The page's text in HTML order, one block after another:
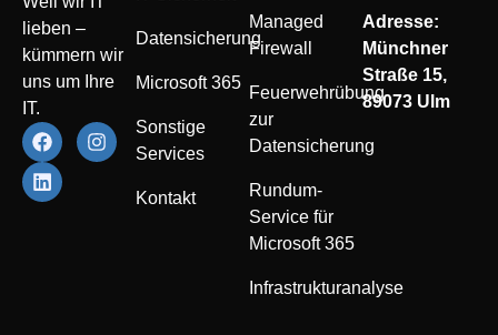
lieben –
kümmern wir
uns um Ihre
IT.
Datensicherung
Microsoft 365
Sonstige
Services
Kontakt
Managed
Firewall
Feuerwehrübung
zur
Datensicherung
Rundum-
Service für
Microsoft 365
Infrastrukturanalyse
Adresse:
Münchner
Straße 15,
89073 Ulm